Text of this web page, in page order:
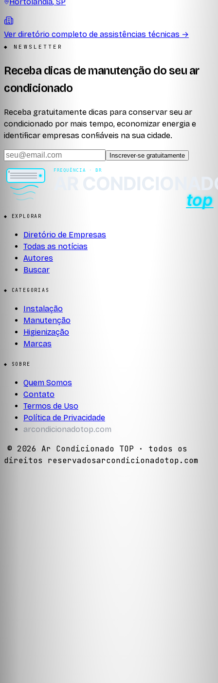
Hortolandia, SP
Ver diretório completo de assistências técnicas →
◆ NEWSLETTER
Receba dicas de manutenção do seu ar
condicionado
Receba gratuitamente dicas para conservar seu ar
condicionado por mais tempo, economizar energia e
identificar empresas confiáveis na sua cidade.
Inscrever-se gratuitamente
◆ EXPLORAR
Diretório de Empresas
Todas as notícias
Autores
Buscar
◆ CATEGORIAS
Instalação
Manutenção
Higienização
Marcas
◆ SOBRE
Quem Somos
Contato
Termos de Uso
Política de Privacidade
arcondicionadotop.com
© 2026 Ar Condicionado TOP · todos os
direitos reservadosarcondicionadotop.com